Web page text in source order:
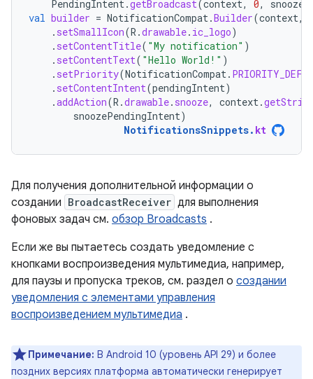
PendingIntent.getBroadcast(context, 0,
val builder = NotificationCompat.Builder(context,
. setSmallIcon(R .drawable. ic_logo)
. setContentTitle( "My notification" )
. setContentText( "Hello World!" )
. setPriority(NotificationCompat.
. setContentIntent(pendingIntent)
.addAction(R .drawable. snooze, context.
snoozePendingIntent)
NotificationsSnippets. kt
Для получения дополнительной информации о
создании BroadcastReceiver для выполнения
фоновых задач см. обзор Broadcasts .
Если же вы пытаетесь создать уведомление с
кнопками воспроизведения мультимедиа, например,
для паузы и пропуска треков, см. раздел о создании
уведомления с элементами управления
воспроизведением мультимедиа .
Примечание: В Android 10 (уровень API 29) и более
поздних версиях платформа автоматически генерирует